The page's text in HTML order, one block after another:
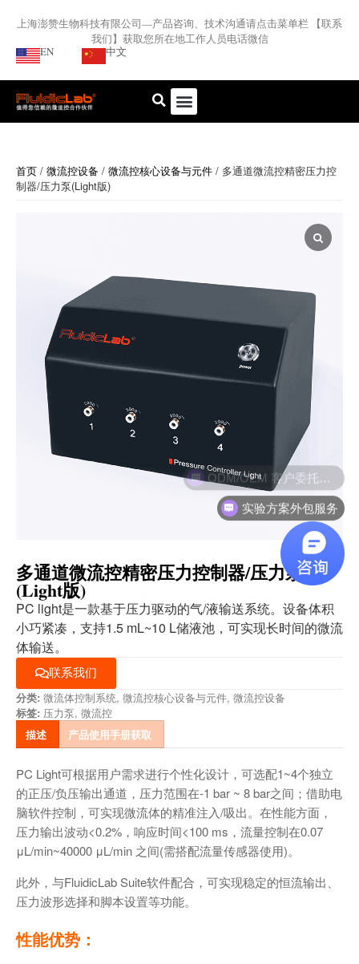
上海澎赞生物科技有限公司—产品咨询、技术沟通请点击菜单栏 【联系
我们】获取您所在地工作人员电话微信
EN
中文
首页 / 微流控设备 / 微流控核心设备与元件 / 多通道微流控精密压力控
制器/压力泵(Light版)
多通道微流控精密压力控制器/压力泵
(Light版)
PC light是一款基于压力驱动的气/液输送系统。设备体积
小巧紧凑，支持1.5 mL~10 L储液池，可实现长时间的微流
体输送。
联系我们
分类: 微流体控制系统, 微流控核心设备与元件, 微流控设备
标签: 压力泵, 微流控
描述
产品使用手册获取
PC Light可根据用户需求进行个性化设计，可选配1~4个独立
的正压/负压输出通道，压力范围在-1 bar ~ 8 bar之间；借助电
脑软件控制，可实现微流体的精准注入/吸出。在性能方面，
压力输出波动<0.2%，响应时间<100 ms，流量控制在0.07
μL/min~40000 μL/min 之间(需搭配流量传感器使用)。
此外，与FluidicLab Suite软件配合，可实现稳定的恒流输出、
压力波形选择和脚本设置等功能。
性能优势：
实验方案外包服务